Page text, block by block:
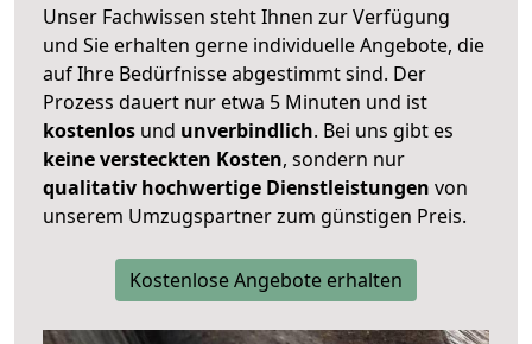
Unser Fachwissen steht Ihnen zur Verfügung
und Sie erhalten gerne individuelle Angebote, die
auf Ihre Bedürfnisse abgestimmt sind. Der
Prozess dauert nur etwa 5 Minuten und ist
kostenlos und unverbindlich. Bei uns gibt es
keine versteckten Kosten, sondern nur
qualitativ hochwertige Dienstleistungen von
unserem Umzugspartner zum günstigen Preis.
Kostenlose Angebote erhalten